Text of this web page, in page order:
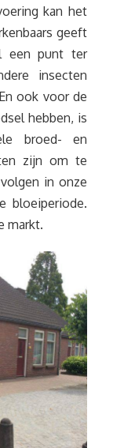
kan het
geeft
een punt ter
insecten
ook voor de
hebben, is
broed- en
zijn om te
in onze
bloeiperiode.
markt.